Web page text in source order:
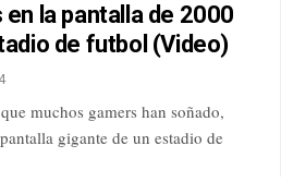
la pantalla de 2000
de futbol (Video)
muchos gamers han soñado,
gigante de un estadio de